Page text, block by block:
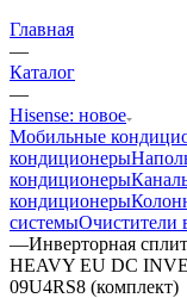
Главная
—
Каталог
—
Hisense: новое
Мобильные
кондиционеры
кондиционеры
кондиционеры
системыОчистители
—Инверторная
HEAVY EU DC
09U4RS8 (комплект)